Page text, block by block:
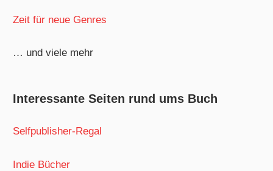
Zeit für neue Genres
… und viele mehr
Interessante Seiten rund ums Buch
Selfpublisher-Regal
Indie Bücher